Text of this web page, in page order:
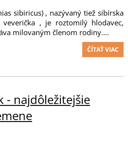
sibiricus) , nazývaný tiež sibírska
veverička , je roztomilý hlodavec,
milovaným členom rodiny....
ČÍTAŤ VIAC
- najdôležitejšie